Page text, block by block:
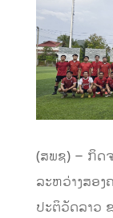
(ສພຊ) – ກິດ
ລະຫວ່າງສອ
ປະຕິວັດລາວ